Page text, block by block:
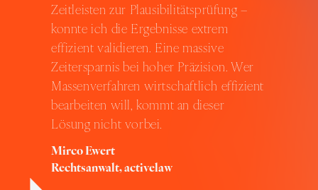
Zeitleisten zur Plausibilitätsprüfung –
konnte ich die Ergebnisse extrem
effizient validieren. Eine massive
Zeitersparnis bei hoher Präzision. Wer
Massenverfahren wirtschaftlich effizient
bearbeiten will, kommt an dieser
Lösung nicht vorbei.
Mirco Ewert
Rechtsanwalt, activelaw